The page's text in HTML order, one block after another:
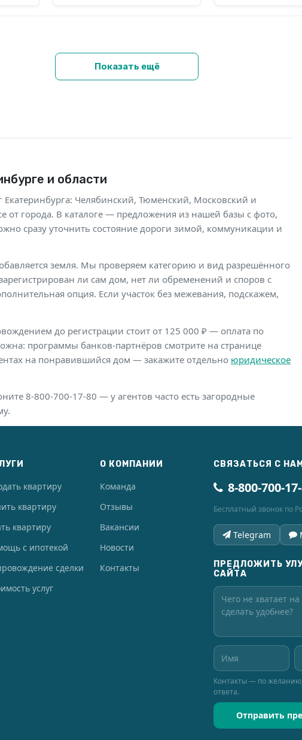
Показать ещё
и области
Челябинский, Тюменский, Московский и
от города. В каталоге — предложения из нашей базы с фото,
сразу уточнить состояние дороги зимой, коммуникации и
земля. Мы проверяем категорию и вид разрешённого
ли сам дом, нет ли обременений и споров с
опция. Если участок без межевания, подскажем,
до регистрации стоит от 125 000 ₽ — оплата по
программы банков-партнёров смотрите на странице
на понравившийся дом — закажите отдельно юридическое
8-800-700-17-80 — у агентов часто есть загородные
квартиру
квартиру
квартиру
с ипотекой
сделки
услуг
О КОМПАНИИ
Команда
Отзывы
Вакансии
Новости
Контакты
СВЯЗАТЬСЯ С
8-800-700-
Бесплатный звонок по
Telegram
ПРЕДЛОЖИТЬ
САЙТА
Контакты — по
ответа.
Отправить